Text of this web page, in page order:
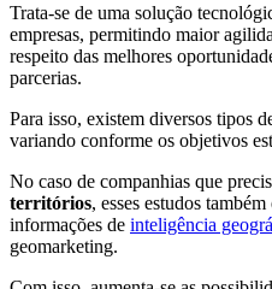
Trata-se de uma solução
empresas, permitindo maior
respeito das melhores
parcerias.
Para isso, existem diversos tipos
variando conforme os objetivos
No caso de companhias que
territórios, esses estudos
informações de inteligência
geomarketing.